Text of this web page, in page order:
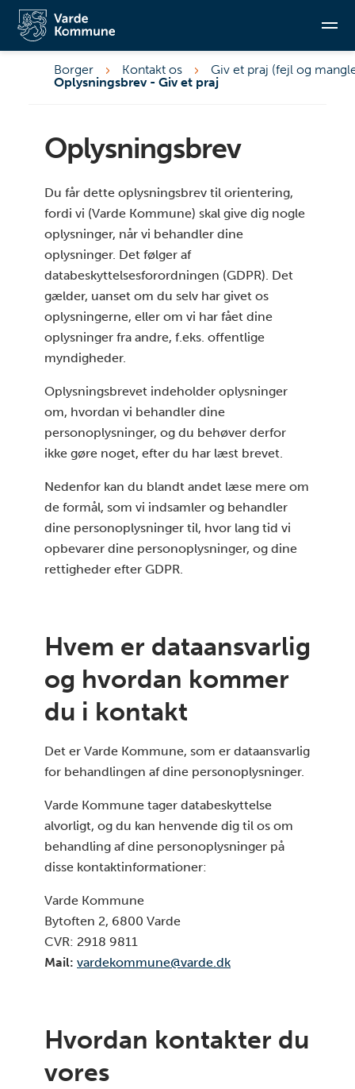
Borger Kontakt os
Giv et praj (fejl og
Oplysningsbrev - Giv et praj
Hvem er dataansvarlig og hvordan kommer du i
kontakt
Hvordan kontakter du vores
databeskyttelsesrådgiver
Hvilke personoplysninger behandler vi
Hvem modtager dine personoplysninger
Overførelse af dine personoplysninger til
tredjelande
Hvor længe opbevarer vi dine personoplysninger
Profilering/fuldautomatiske afgørelser
Du har ret til at trække dit samtykke tilbage
Dine databeskyttelsesretlige rettigheder
Oplysningsbrev
Du får dette oplysningsbrev til orientering,
fordi vi (Varde Kommune) skal give dig nogle
oplysninger, når vi behandler dine
oplysninger. Det følger af
databeskyttelsesforordningen (GDPR). Det
gælder, uanset om du selv har givet os
oplysningerne, eller om vi har fået dine
oplysninger fra andre, f.eks. offentlige
myndigheder.
Oplysningsbrevet indeholder oplysninger
om, hvordan vi behandler dine
personoplysninger, og du behøver derfor
ikke gøre noget, efter du har læst brevet.
Nedenfor kan du blandt andet læse mere om
de formål, som vi indsamler og behandler
dine personoplysninger til, hvor lang tid vi
opbevarer dine personoplysninger, og dine
rettigheder efter GDPR.
Hvem er dataansvarlig
og hvordan kommer
du i kontakt
Det er Varde Kommune, som er dataansvarlig
for behandlingen af dine personoplysninger.
Varde Kommune tager databeskyttelse
alvorligt, og du kan henvende dig til os om
behandling af dine personoplysninger på
disse kontaktinformationer:
Varde Kommune
Bytoften 2, 6800 Varde
CVR: 2918 9811
Mail: vardekommune@varde.dk
Hvordan kontakter du
vores